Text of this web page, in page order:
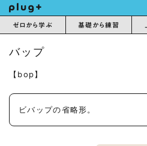
ゼロから学ぶ 基礎から練習
バップ
【bop】
ビバップの省略形。